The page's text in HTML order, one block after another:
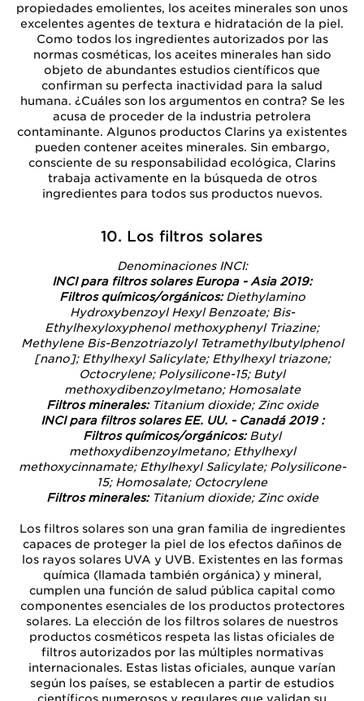
propiedades emolientes, los aceites minerales son unos
excelentes agentes de textura e hidratación de la piel.
Como todos los ingredientes autorizados por las
normas cosméticas, los aceites minerales han sido
objeto de abundantes estudios científicos que
confirman su perfecta inactividad para la salud
humana. ¿Cuáles son los argumentos en contra? Se les
acusa de proceder de la industria petrolera
contaminante. Algunos productos Clarins ya existentes
pueden contener aceites minerales. Sin embargo,
consciente de su responsabilidad ecológica, Clarins
trabaja activamente en la búsqueda de otros
ingredientes para todos sus productos nuevos.
10. Los filtros solares
Denominaciones INCI:
INCI para filtros solares Europa - Asia 2019:
Filtros químicos/orgánicos:Diethylamino
Hydroxybenzoyl Hexyl Benzoate; Bis-
Ethylhexyloxyphenol methoxyphenyl Triazine;
Methylene Bis-Benzotriazolyl Tetramethylbutylphenol
[nano]; Ethylhexyl Salicylate; Ethylhexyl triazone;
Octocrylene; Polysilicone-15; Butyl
methoxydibenzoylmetano; Homosalate
Filtros minerales:Titanium dioxide; Zinc oxide
INCI para filtros solares EE. UU. - Canadá 2019 :
Filtros químicos/orgánicos:Butyl
methoxydibenzoylmetano; Ethylhexyl
methoxycinnamate; Ethylhexyl Salicylate; Polysilicone-
15; Homosalate; Octocrylene
Filtros minerales:Titanium dioxide; Zinc oxide
Los filtros solares son una gran familia de ingredientes
capaces de proteger la piel de los efectos dañinos de
los rayos solares UVA y UVB. Existentes en las formas
química (llamada también orgánica) y mineral,
cumplen una función de salud pública capital como
componentes esenciales de los productos protectores
solares. La elección de los filtros solares de nuestros
productos cosméticos respeta las listas oficiales de
filtros autorizados por las múltiples normativas
internacionales. Estas listas oficiales, aunque varían
según los países, se establecen a partir de estudios